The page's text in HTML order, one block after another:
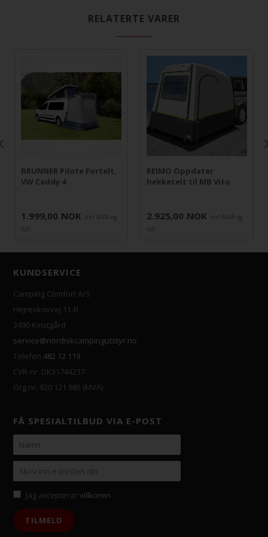
RELATERTE VARER
BRUNNER Pilote Fortelt,
VW Caddy 4
1.999,00 NOK
incl MVA og
toll
REIMO Oppdater
hekketelt til MB Vito
2.925,00 NOK
incl MVA og
toll
KUNDSERVICE
Camping Comfort A/S
Hejreskovvej 11-B
3490 Kvistgård
service@nordiskcampingutstyr.no
Telefon482 12 119
CVR-nr. DK31744237
Org.nr. 920 121 985 (MVA)
FÅ SPESIALTILBUD VIA E-POST
Jag accepterarvillkoren